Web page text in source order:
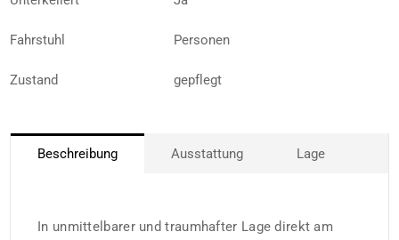
Fahrstuhl Personen
Zustand gepflegt
Beschreibung Ausstattung Lage
In unmittelbarer und traumhafter Lage direkt am